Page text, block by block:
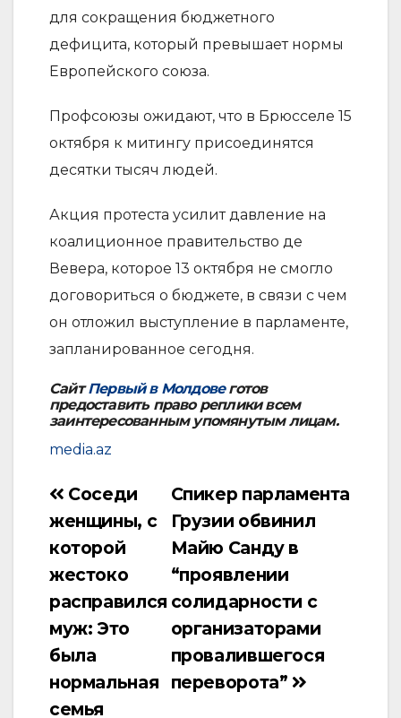
для сокращения бюджетного
дефицита, который превышает нормы
Европейского союза.
Профсоюзы ожидают, что в Брюсселе 15
октября к митингу присоединятся
десятки тысяч людей.
Акция протеста усилит давление на
коалиционное правительство де
Вевера, которое 13 октября не смогло
договориться о бюджете, в связи с чем
он отложил выступление в парламенте,
запланированное сегодня.
СайтПервый в Молдовеготов
предоставить право реплики всем
заинтересованным упомянутым лицам.
media.az
Навигация
по
Спикер парламента
Грузии обвинил
Майю Санду в
“проявлении
солидарности с
организаторами
провалившегося
переворота”
Соседи
женщины, с
которой
жестоко
расправился
муж: Это
была
нормальная
семья